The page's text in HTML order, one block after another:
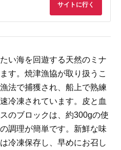
サイトに行く
い海を回遊する天然のミナ
す。焼津漁協が取り扱うこ
法で捕獲され、船上で熟練
冷凍されています。皮と血
のブロックは、約300gの使
調理が簡単です。新鮮な味
冷凍保存し、早めにお召し